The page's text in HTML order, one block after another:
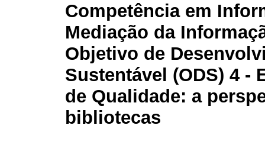
Competência em
Mediação da
Objetivo de
Sustentável (ODS) 4 -
de Qualidade: a
bibliotecas